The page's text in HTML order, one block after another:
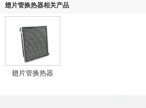
翅片管换热器相关产品
翅片管换热器